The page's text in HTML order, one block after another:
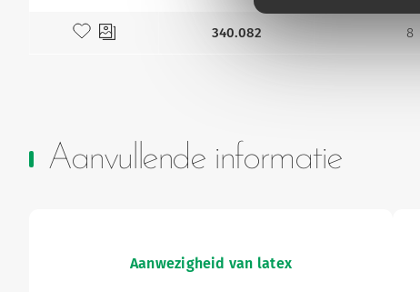
Toevoegen aan mijn favorieten
340.082 8
Aanvullende informatie
Aanwezigheid van latex